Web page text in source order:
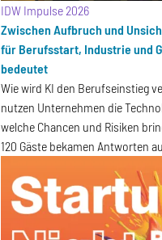
IDW Impulse 2026
Zwischen Aufbruch und
für Berufsstart, Industrie und
bedeutet
Wie wird KI den Berufseinstieg
nutzen Unternehmen die
welche Chancen und Risiken
120 Gäste bekamen Antworten